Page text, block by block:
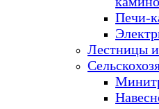
Печи-
Лестницы